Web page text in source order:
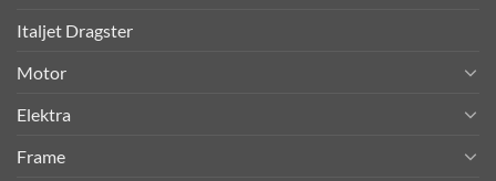
Italjet Dragster
Motor
Elektra
Frame